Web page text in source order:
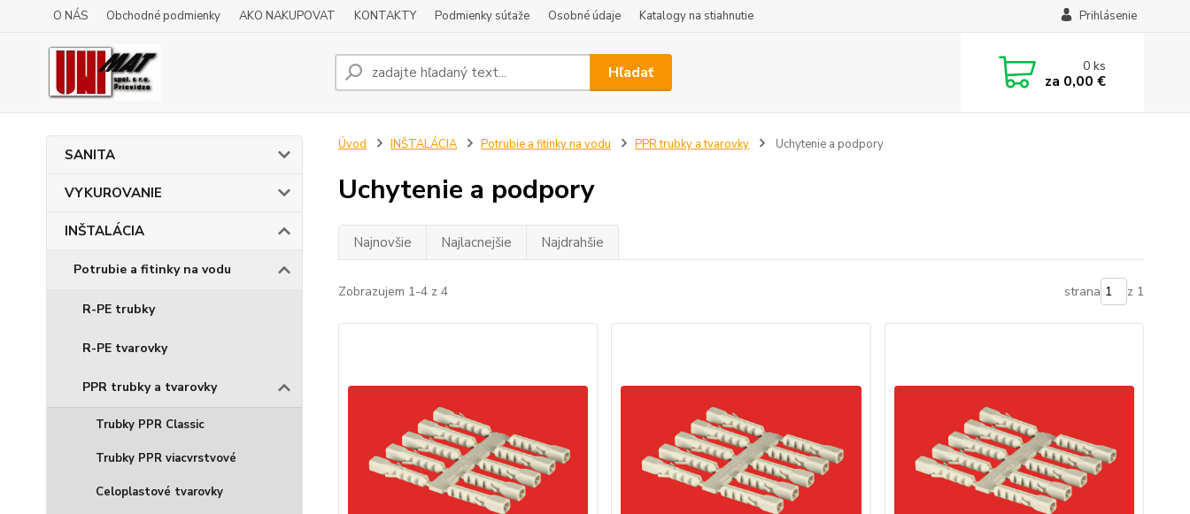
O NÁS Obchodné podmienky AKO NAKUPOVAT KONTAKTY Podmienky súťaže Osobné údaje Katalogy na stiahnutie Prihlásenie
Hľadať 0ks
za 0,00 €
SANITA
VYKUROVANIE
INŠTALÁCIA
Potrubie a fitinky na vodu
R-PE trubky
R-PE tvarovky
PPR trubky a tvarovky
Trubky PPR Classic
Trubky PPR viacvrstvové
Celoplastové tvarovky
Úvod INŠTALÁCIA Potrubie a fitinky na vodu PPR trubky a tvarovky Uchytenie a podpory
Uchytenie a podpory
Najnovšie Najlacnejšie Najdrahšie
Zobrazujem 1-4 z 4 strana z 1